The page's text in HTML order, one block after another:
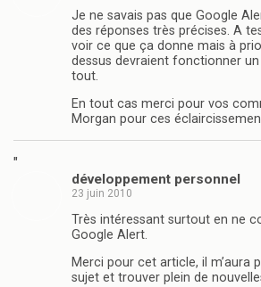
Je ne savais pas que Google
des réponses très précises. A
voir ce que ça donne mais à
dessus devraient fonctionner
tout.
En tout cas merci pour vos
Morgan pour ces
"
développement personnel
23 juin 2010
Très intéressant surtout en ne
Google Alert.
Merci pour cet article, il m’aura
sujet et trouver plein de